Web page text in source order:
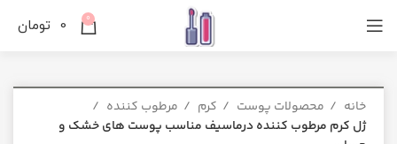
0
0 تومان
خانه محصولات پوست کرم
مرطوب کننده
ژل کرم مرطوب کننده درماسیف مناسب پوست های خشک و